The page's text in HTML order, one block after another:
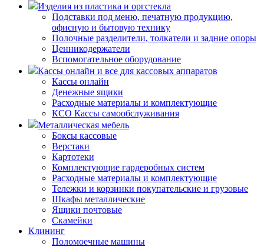
Изделия из пластика и оргстекла
Подставки под меню, печатную продукцию,
офисную и бытовую технику
Полочные разделители, толкатели и задние опоры
Ценникодержатели
Вспомогательное оборудование
Кассы онлайн и все для кассовых аппаратов
Кассы онлайн
Денежные ящики
Расходные материалы и комплектующие
КСО Кассы самообслуживания
Металлическая мебель
Боксы кассовые
Верстаки
Картотеки
Комплектующие гардеробных систем
Расходные материалы и комплектующие
Тележки и корзинки покупательские и грузовые
Шкафы металлические
Ящики почтовые
Скамейки
Клининг
Поломоечные машины